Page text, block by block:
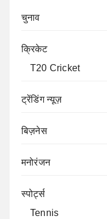
चुनाव
क्रिकेट
T20 Cricket
ट्रेंडिंग न्यूज़
बिज़नेस
मनोरंजन
स्पोर्ट्स
Tennis